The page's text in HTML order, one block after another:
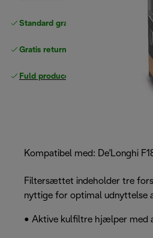
Standard gratis levering over 370
Gratis returneringer
Fuld producentgaranti
Kompatibel med: De'Longhi
Filtersættet indeholder tre
nyttige for optimal udnyttelse
• Aktive kulfiltre hjælper med